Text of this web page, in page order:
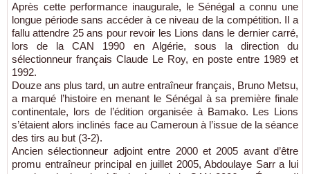
Après cette performance inaugurale, le Sénégal a connu une
longue période sans accéder à ce niveau de la compétition. Il a
fallu attendre 25 ans pour revoir les Lions dans le dernier carré,
lors de la CAN 1990 en Algérie, sous la direction du
sélectionneur français Claude Le Roy, en poste entre 1989 et
1992.
Douze ans plus tard, un autre entraîneur français, Bruno Metsu,
a marqué l’histoire en menant le Sénégal à sa première finale
continentale, lors de l’édition organisée à Bamako. Les Lions
s’étaient alors inclinés face au Cameroun à l’issue de la séance
des tirs au but (3-2).
Ancien sélectionneur adjoint entre 2000 et 2005 avant d’être
promu entraîneur principal en juillet 2005, Abdoulaye Sarr a lui